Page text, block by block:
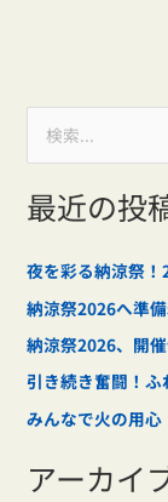
索
対
:
最近の投
夜を彩る納涼祭！
納涼祭2026へ準
納涼祭2026、開催
引き続き奮闘！ふ
みんなで火の用
アーカイ